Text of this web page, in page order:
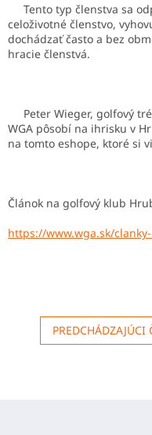
Tento typ členstva sa
celoživotné členstvo,
dochádzať často a bez
hracie členstvá.
Peter Wieger, golfový
WGA pôsobí na ihrisku v
na tomto eshope, ktoré si
Článok na golfový klub
https://www.wga.sk/
PREDCHÁDZAJÚCI